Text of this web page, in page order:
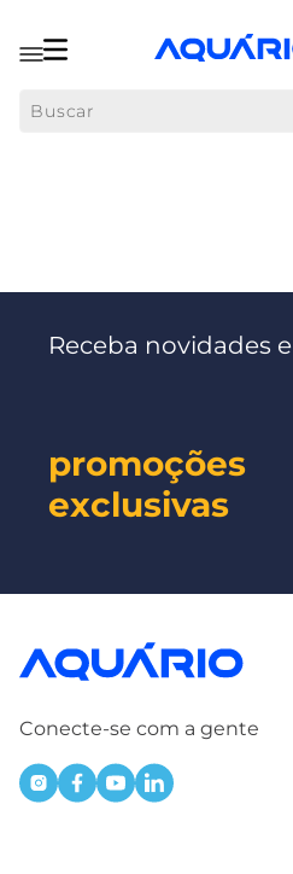
Receba novidades e
promoções
exclusivas
Conecte-se com a gente